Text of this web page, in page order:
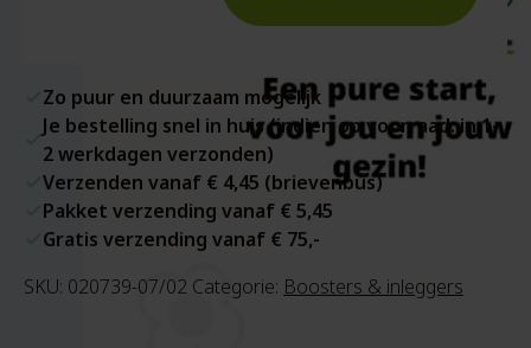
Zo puur en duurzaam mogelijk
Je bestelling snel in huis (indien op voorraad: in 1-
2 werkdagen verzonden)
Verzenden vanaf € 4,45 (brievenbus)
Pakket verzending vanaf € 5,45
Gratis verzending vanaf € 75,-
SKU: 020739-07/02 Categorie: Boosters & inleggers